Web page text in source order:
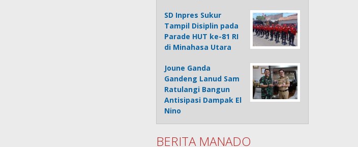
SD Inpres Sukur
Tampil Disiplin pada
Parade HUT ke-81 RI
di Minahasa Utara
Joune Ganda
Gandeng Lanud Sam
Ratulangi Bangun
Antisipasi Dampak El
Nino
BERITA MANADO